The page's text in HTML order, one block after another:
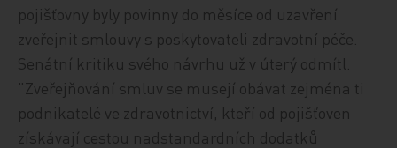
pojišťovny byly povinny do měsíce od uzavření
zveřejnit smlouvy s poskytovateli zdravotní péče.
Senátní kritiku svého návrhu už v úterý odmítl.
"Zveřejňování smluv se musejí obávat zejména ti
podnikatelé ve zdravotnictví, kteří od pojišťoven
získávají cestou nadstandardních dodatků